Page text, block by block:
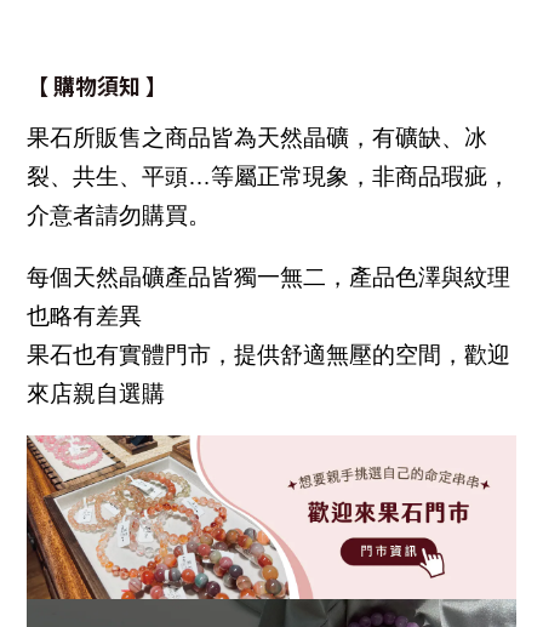
【 購物須知 】
果石所販售之商品皆為天然晶礦，有礦缺、冰
裂、共生、平頭…等屬正常現象，非商品瑕疵，
介意者請勿購買。
每個天然晶礦產品皆獨一無二，產品色澤與紋理
也略有差異
果石也有實體門市，提供舒適無壓的空間，歡迎
來店親自選購